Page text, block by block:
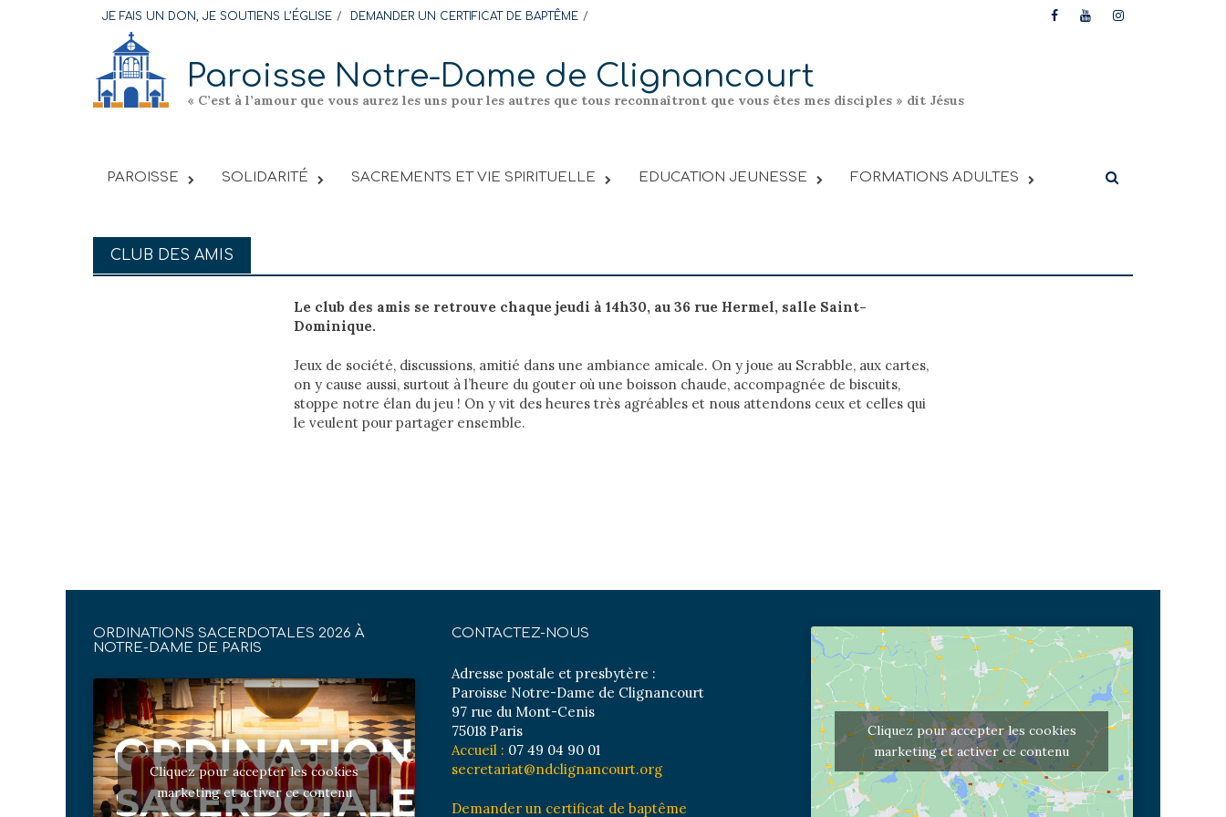
content
JE FAIS UN DON, JE SOUTIENS L’ÉGLISE DEMANDER UN CERTIFICAT DE BAPTÊME
Paroisse Notre-Dame de Clignancourt
« C’est à l’amour que vous aurez les uns pour les autres que tous reconnaîtront que vous êtes mes disciples » dit Jésus
PAROISSE SOLIDARITÉ SACREMENTS ET VIE SPIRITUELLE EDUCATION JEUNESSE FORMATIONS ADULTES
CLUB DES AMIS
Le club des amis se retrouve chaque jeudi à 14h30, au 36 rue Hermel, salle Saint-
Dominique.
Jeux de société, discussions, amitié dans une ambiance amicale. On y joue au Scrabble, aux cartes,
on y cause aussi, surtout à l’heure du gouter où une boisson chaude, accompagnée de biscuits,
stoppe notre élan du jeu ! On y vit des heures très agréables et nous attendons ceux et celles qui
le veulent pour partager ensemble.
ORDINATIONS SACERDOTALES 2026 À
NOTRE-DAME DE PARIS
Cliquez pour accepter les cookies
marketing et activer ce contenu
CONTACTEZ-NOUS
Adresse postale et presbytère :
Paroisse Notre-Dame de Clignancourt
97 rue du Mont-Cenis
75018 Paris
Accueil : 07 49 04 90 01
secretariat@ndclignancourt.org
Demander un certificat de baptême
Cliquez pour accepter les cookies
marketing et activer ce contenu